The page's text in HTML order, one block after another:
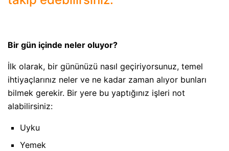
Bir gün içinde neler oluyor?
İlk olarak, bir gününüzü nasıl geçiriyorsunuz, temel
ihtiyaçlarınız neler ve ne kadar zaman alıyor bunları
bilmek gerekir. Bir yere bu yaptığınız işleri not
alabilirsiniz:
Uyku
Yemek